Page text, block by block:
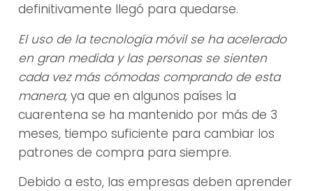
definitivamente llegó para quedarse.
El uso de la tecnología móvil se ha acelerado
en gran medida y las personas se sienten
cada vez más cómodas comprando de esta
manera,ya que en algunos países la
cuarentena se ha mantenido por más de 3
meses, tiempo suficiente para cambiar los
patrones de compra para siempre.
Debido a esto, las empresas deben aprender